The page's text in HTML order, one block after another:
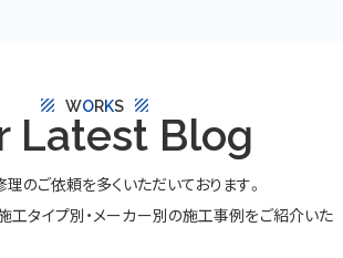
texture WORKS texture
Latest Blog
理のご依頼を多くいただいております。
工タイプ別・メーカー別の施工事例をご紹介いた